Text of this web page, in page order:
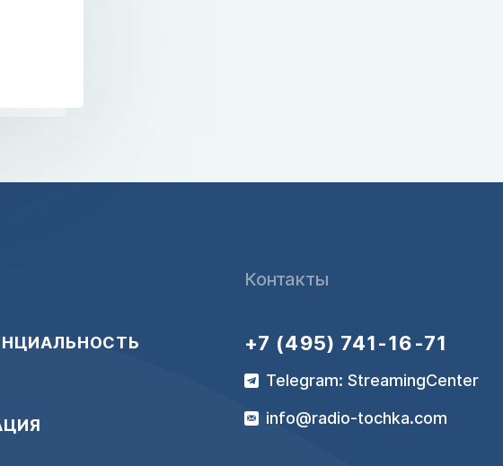
Контакты
+7 (495) 741-16-71
Telegram: StreamingCenter
info@radio-tochka.com